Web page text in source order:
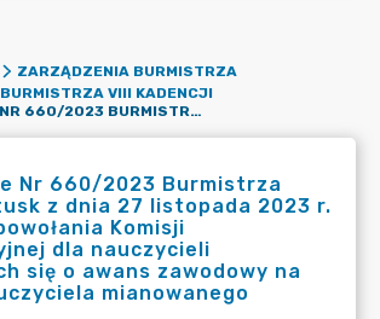
ZARZĄDZENIA BURMISTRZA
VIII KADENCJI
ZARZĄDZENIE NR 660/2023 BURMISTRZA MIASTA PUŁTUSK Z DNIA 27 LISTOPADA 2023 R. W SPRAWIE POWOŁANIA KOMISJI EGZAMINACYJNEJ DLA NAUCZYCIELI UBIEGAJĄCYCH SIĘ O AWANS ZAWODOWY NA STOPIEŃ NAUCZYCIELA MIANOWANEGO
Nr 660/2023 Burmistrza
z dnia 27 listopada 2023 r.
Komisji
dla nauczycieli
się o awans zawodowy na
mianowanego